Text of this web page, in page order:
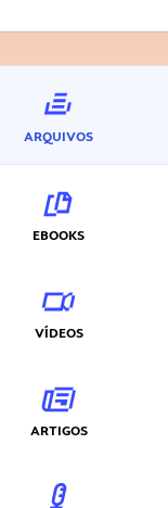
ARQUIVOS
EBOOKS
VÍDEOS
ARTIGOS